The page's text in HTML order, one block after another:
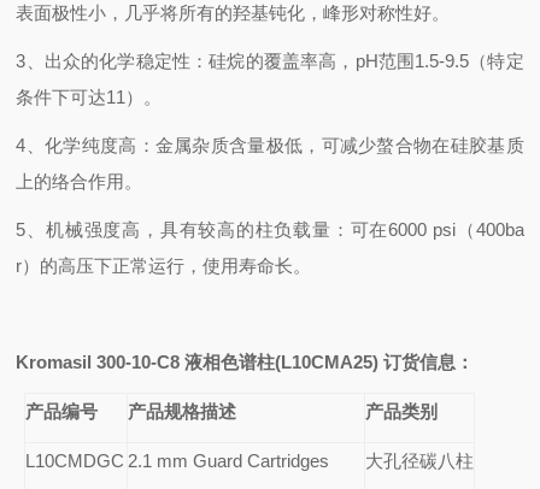
表面极性小，几乎将所有的羟基钝化，峰形对称性好。
3 、出众的化学稳定性：硅烷的覆盖率高，pH范围1.5-9.5（特定
条件下可达11）。
4 、化学纯度高：金属杂质含量极低，可减少螯合物在硅胶基质
上的络合作用。
5 、机械强度高，具有较高的柱负载量：可在6000 psi（400ba
r）的高压下正常运行，使用寿命长。
Kromasil 300-10-C8液相色谱柱(L10CMA25) 订货信息：
产品编号 产品规格描述 产品类别
L10CMDGC 2.1 mm Guard Cartridges 大孔径碳八柱